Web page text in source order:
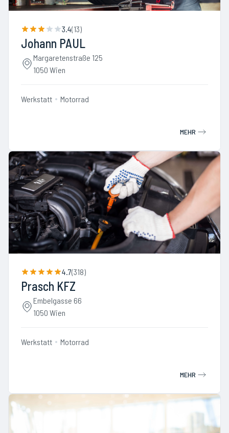
3.4(13)
Johann PAUL
Margaretenstraße 125
1050 Wien
Werkstatt Motorrad
MEHR
4.7(318)
Prasch KFZ
Embelgasse 66
1050 Wien
Werkstatt Motorrad
MEHR